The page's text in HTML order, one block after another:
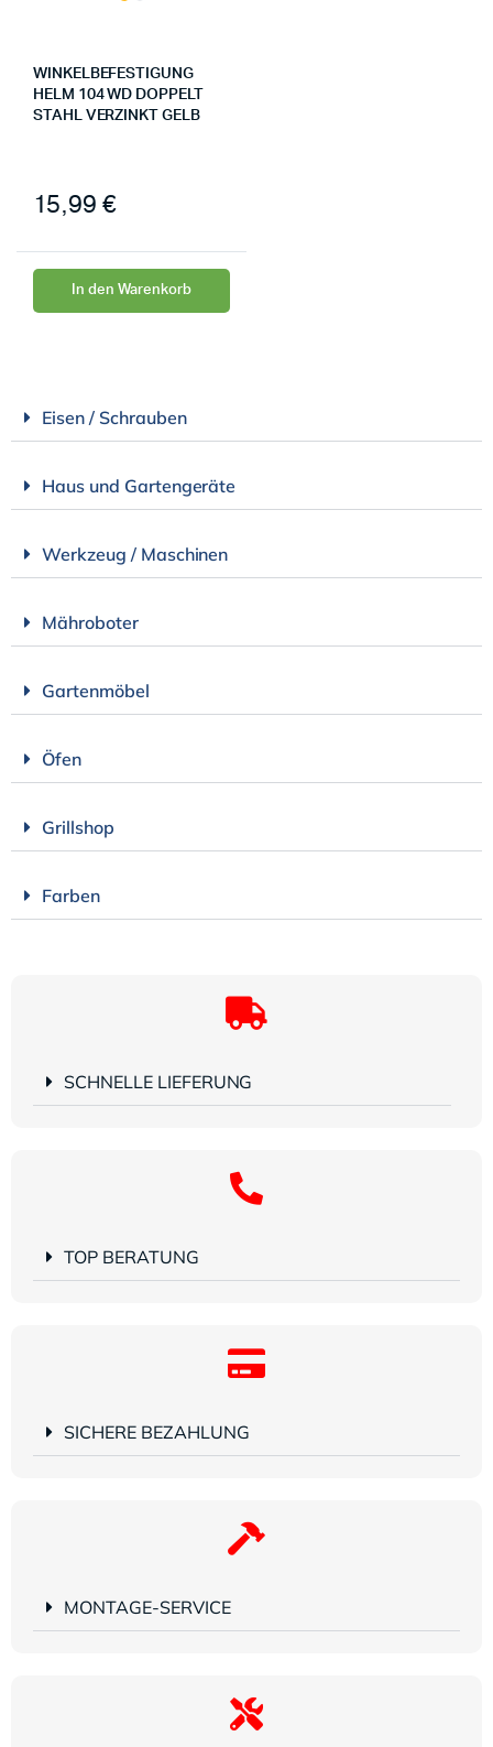
WINKELBEFESTIGUNG
HELM 104 WD DOPPELT
STAHL VERZINKT GELB
15,99 €
In den Warenkorb
Eisen / Schrauben
Haus und Gartengeräte
Werkzeug / Maschinen
Mähroboter
Gartenmöbel
Öfen
Grillshop
Farben
SCHNELLE LIEFERUNG
TOP BERATUNG
SICHERE BEZAHLUNG
MONTAGE-SERVICE